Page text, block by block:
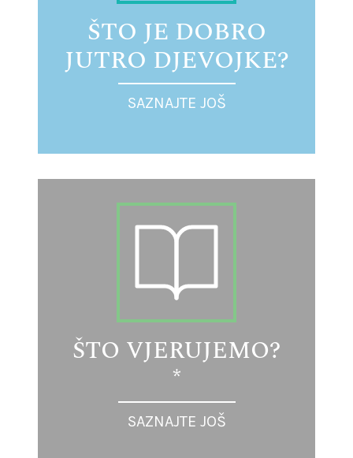
ŠTO JE DOBRO
JUTRO DJEVOJKE?
SAZNAJTE JOŠ
ŠTO VJERUJEMO?
*
SAZNAJTE JOŠ